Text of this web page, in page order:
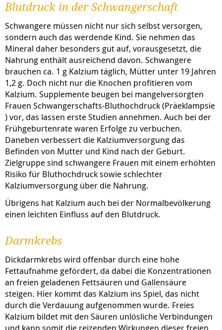
Blutdruck in der Schwangerschaft
Schwangere müssen nicht nur sich selbst versorgen,
sondern auch das werdende Kind. Sie nehmen das
Mineral daher besonders gut auf, vorausgesetzt, die
Nahrung enthält ausreichend davon. Schwangere
brauchen ca. 1 g Kalzium täglich, Mütter unter 19 Jahren
1,2 g. Doch nicht nur die Knochen profitieren vom
Kalzium. Supplemente beugen bei mangelversorgten
Frauen Schwangerschafts-Bluthochdruck (Präeklampsie
) vor, das lassen erste Studien annehmen. Auch bei der
Frühgeburtenrate waren Erfolge zu verbuchen.
Daneben verbessert die Kalziumversorgung das
Befinden von Mutter und Kind nach der Geburt.
Zielgruppe sind schwangere Frauen mit einem erhöhten
Risiko für Bluthochdruck sowie schlechter
Kalziumversorgung über die Nahrung.
Übrigens hat Kalzium auch bei der Normalbevölkerung
einen leichten Einfluss auf den Blutdruck.
Darmkrebs
Dickdarmkrebs wird offenbar durch eine hohe
Fettaufnahme gefördert, da dabei die Konzentrationen
an freien geladenen Fettsäuren und Gallensäure
steigen. Hier kommt das Kalzium ins Spiel, das nicht
durch die Verdauung aufgenommen wurde. Freies
Kalzium bildet mit den Säuren unlösliche Verbindungen
und kann somit die reizenden Wirkungen dieser freien